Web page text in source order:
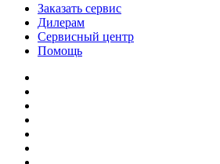
Заказать сервис
Дилерам
Сервисный центр
Помощь